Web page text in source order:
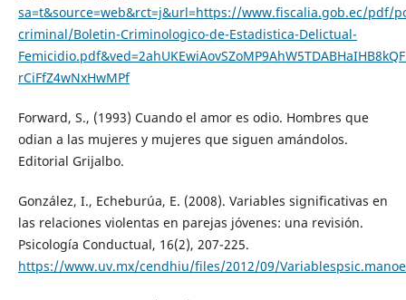
sa=t&source=web&rct=j&url=https://www.fiscalia.gob.ec/pdf/
criminal/Boletin-Criminologico-de-Estadistica-Delictual-
rCiFfZ4wNxHwMPf
Forward, S., (1993) Cuando el amor es odio. Hombres que
odian a las mujeres y mujeres que siguen amándolos.
Editorial Grijalbo.
González, I., Echeburúa, E. (2008). Variables significativas en
las relaciones violentas en parejas jóvenes: una revisión.
Psicología Conductual, 16(2), 207-225.
https://www.uv.mx/cendhiu/files/2012/09/